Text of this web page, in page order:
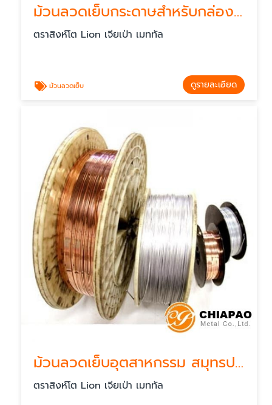
ม้วนลวดเย็บกระดาษสำหรับกล่องกระดาษ
ตราสิงห์โต Lion เจียเป่า เมททัล
ม้วนลวดเย็บ ดูรายละเอียด
ม้วนลวดเย็บอุตสาหกรรม สมุทรปราการ
ตราสิงห์โต Lion เจียเป่า เมททัล